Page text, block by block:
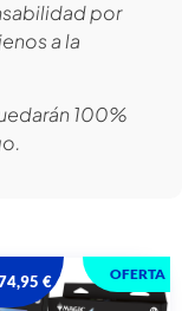
por
a la
100%
OFERTA
€